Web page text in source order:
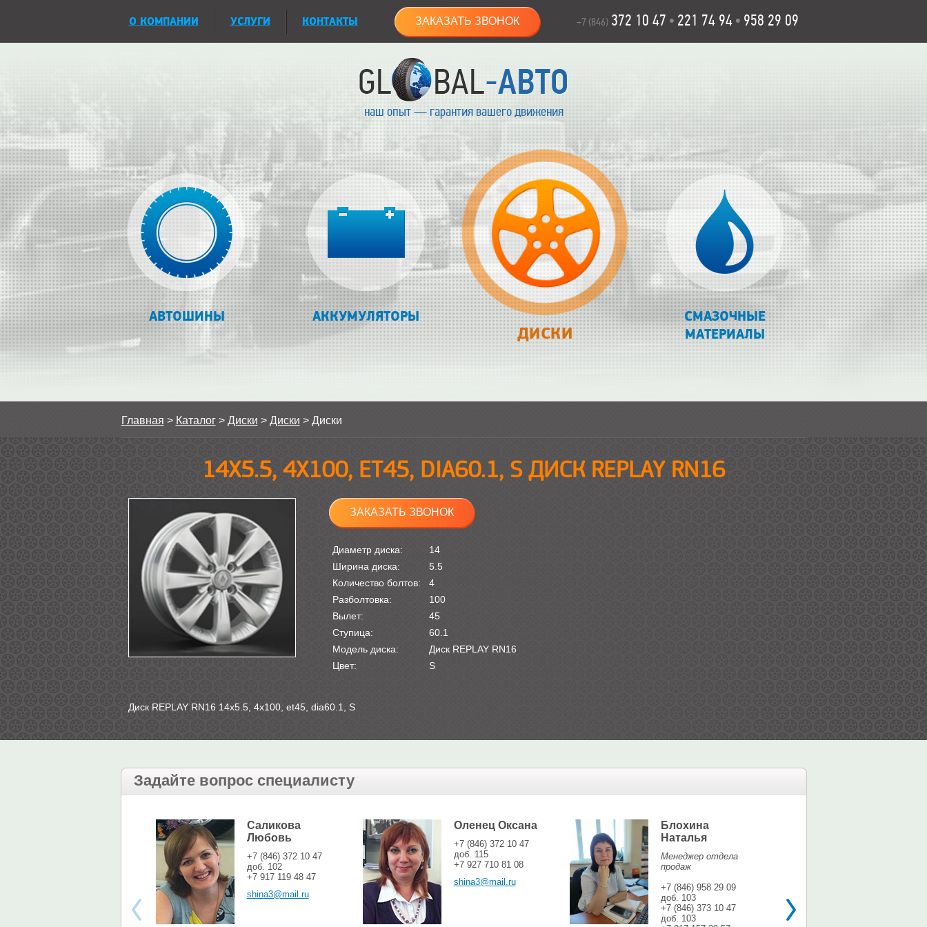
О КОМПАНИИ УСЛУГИ КОНТАКТЫ ЗАКАЗАТЬ ЗВОНОК +7 (846) 372 10 47 • 221 74 94 • 958 29 09
наш опыт — гарантия вашего движения
АВТОШИНЫ АККУМУЛЯТОРЫ
ДИСКИ
СМАЗОЧНЫЕ
МАТЕРИАЛЫ
Главная > Каталог> Диски > Диски > Диски
14Х5.5, 4Х100, ET45, DIA60.1, S ДИСК REPLAY RN16
ЗАКАЗАТЬ ЗВОНОК
Диаметр диска:
14
Ширина диска:
5.5
Количество болтов:
4
Разболтовка:
100
Вылет:
45
Ступица:
60.1
Модель диска:
Диск REPLAY RN16
Цвет:
S
Диск REPLAY RN16 14х5.5, 4х100, et45, dia60.1, S
Задайте вопрос специалисту
Саликова
Любовь
+7 (846) 372 10 47
доб. 102
+7 917 119 48 47
shina3@mail.ru
Оленец Оксана
+7 (846) 372 10 47
доб. 115
+7 927 710 81 08
shina3@mail.ru
Блохина
Наталья
Менеджер отдела
продаж
+7 (846) 958 29 09
доб. 103
+7 (846) 373 10 47
доб. 103